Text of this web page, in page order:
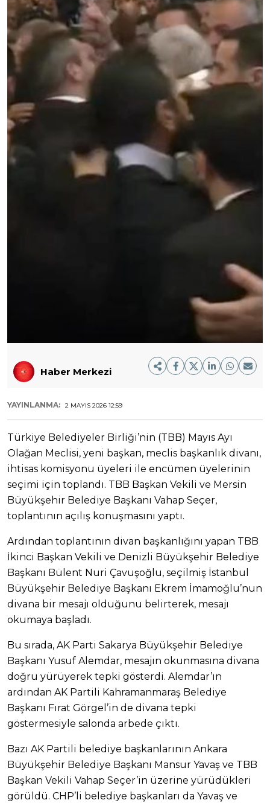
Haber Merkezi
YAYINLANMA: 2 MAYIS 2026 12:59
Türkiye Belediyeler Birliği’nin (TBB) Mayıs Ayı
Olağan Meclisi, yeni başkan, meclis başkanlık divanı,
ihtisas komisyonu üyeleri ile encümen üyelerinin
seçimi için toplandı. TBB Başkan Vekili ve Mersin
Büyükşehir Belediye Başkanı Vahap Seçer,
toplantının açılış konuşmasını yaptı.
Ardından toplantının divan başkanlığını yapan TBB
İkinci Başkan Vekili ve Denizli Büyükşehir Belediye
Başkanı Bülent Nuri Çavuşoğlu, seçilmiş İstanbul
Büyükşehir Belediye Başkanı Ekrem İmamoğlu’nun
divana bir mesajı olduğunu belirterek, mesajı
okumaya başladı.
Bu sırada, AK Parti Sakarya Büyükşehir Belediye
Başkanı Yusuf Alemdar, mesajın okunmasına divana
doğru yürüyerek tepki gösterdi. Alemdar’ın
ardından AK Partili Kahramanmaraş Belediye
Başkanı Fırat Görgel’in de divana tepki
göstermesiyle salonda arbede çıktı.
Bazı AK Partili belediye başkanlarının Ankara
Büyükşehir Belediye Başkanı Mansur Yavaş ve TBB
Başkan Vekili Vahap Seçer’in üzerine yürüdükleri
görüldü. CHP’li belediye başkanları da Yavaş ve